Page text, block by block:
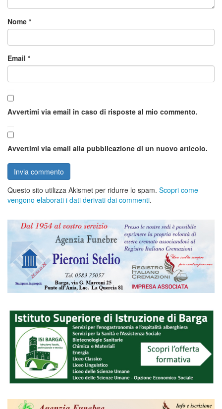
Nome *
Email *
Avvertimi via email in caso di risposte al mio commento.
Avvertimi via email alla pubblicazione di un nuovo articolo.
Questo sito utilizza Akismet per ridurre lo spam. Scopri come
vengono elaborati i dati derivati dai commenti.